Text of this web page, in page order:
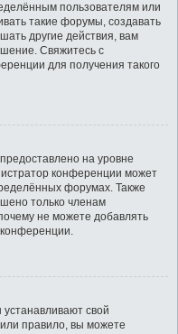
пользователям или
такие форумы, создавать
другие действия, вам
Свяжитесь с
для получения такого
на уровне
конференции может
форумах. Также
только членам
не можете добавлять
свой
правило, вы можете